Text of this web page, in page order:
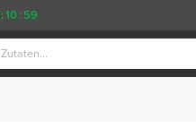
:10 : 59